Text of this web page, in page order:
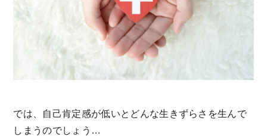
では、自己肯定感が低いとどんな生きずらさを生んで
しまうのでしょう…